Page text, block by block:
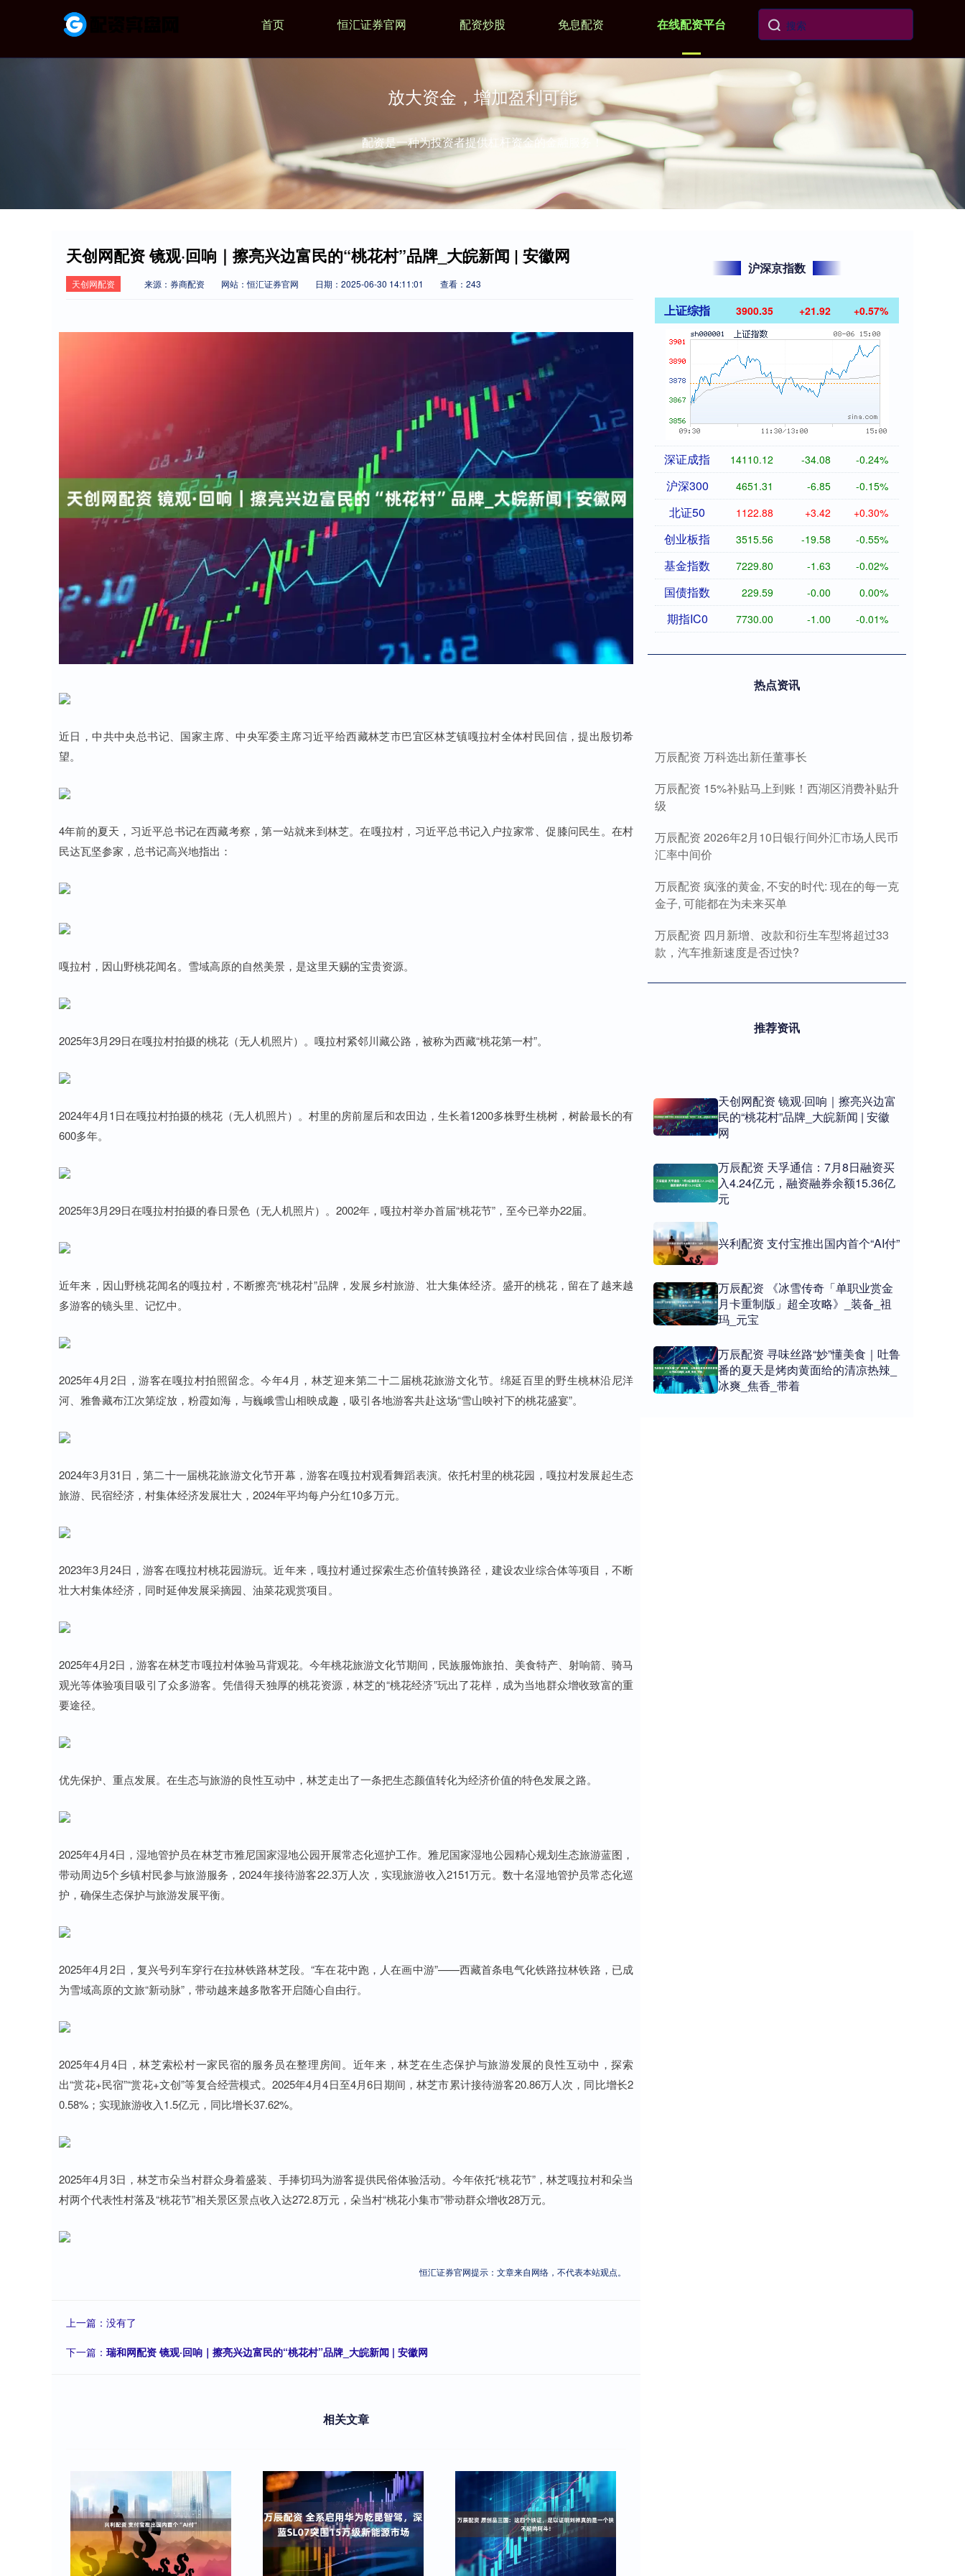
首页 恒汇证券官网 配资炒股 免息配资 在线配资平台
放大资金，增加盈利可能
配资是一种为投资者提供杠杆资金的金融服务！
天创网配资 镜观·回响｜擦亮兴边富民的“桃花村”品牌_大皖新闻 | 安徽网
天创网配资 来源：券商配资 网站：恒汇证券官网 日期：2025-06-30 14:11:01 查看：243
近日，中共中央总书记、国家主席、中央军委主席习近平给西藏林芝市巴宜区林芝镇嘎拉村全体村民回信，提出殷切希
望。
4年前的夏天，习近平总书记在西藏考察，第一站就来到林芝。在嘎拉村，习近平总书记入户拉家常、促膝问民生。在村
民达瓦坚参家，总书记高兴地指出：
嘎拉村，因山野桃花闻名。雪域高原的自然美景，是这里天赐的宝贵资源。
2025年3月29日在嘎拉村拍摄的桃花（无人机照片）。嘎拉村紧邻川藏公路，被称为西藏“桃花第一村”。
2024年4月1日在嘎拉村拍摄的桃花（无人机照片）。村里的房前屋后和农田边，生长着1200多株野生桃树，树龄最长的有
600多年。
2025年3月29日在嘎拉村拍摄的春日景色（无人机照片）。2002年，嘎拉村举办首届“桃花节”，至今已举办22届。
近年来，因山野桃花闻名的嘎拉村，不断擦亮“桃花村”品牌，发展乡村旅游、壮大集体经济。盛开的桃花，留在了越来越
多游客的镜头里、记忆中。
2025年4月2日，游客在嘎拉村拍照留念。今年4月，林芝迎来第二十二届桃花旅游文化节。绵延百里的野生桃林沿尼洋
河、雅鲁藏布江次第绽放，粉霞如海，与巍峨雪山相映成趣，吸引各地游客共赴这场“雪山映衬下的桃花盛宴”。
2024年3月31日，第二十一届桃花旅游文化节开幕，游客在嘎拉村观看舞蹈表演。依托村里的桃花园，嘎拉村发展起生态
旅游、民宿经济，村集体经济发展壮大，2024年平均每户分红10多万元。
2023年3月24日，游客在嘎拉村桃花园游玩。近年来，嘎拉村通过探索生态价值转换路径，建设农业综合体等项目，不断
壮大村集体经济，同时延伸发展采摘园、油菜花观赏项目。
2025年4月2日，游客在林芝市嘎拉村体验马背观花。今年桃花旅游文化节期间，民族服饰旅拍、美食特产、射响箭、骑马
观光等体验项目吸引了众多游客。凭借得天独厚的桃花资源，林芝的“桃花经济”玩出了花样，成为当地群众增收致富的重
要途径。
优先保护、重点发展。在生态与旅游的良性互动中，林芝走出了一条把生态颜值转化为经济价值的特色发展之路。
2025年4月4日，湿地管护员在林芝市雅尼国家湿地公园开展常态化巡护工作。雅尼国家湿地公园精心规划生态旅游蓝图，
带动周边5个乡镇村民参与旅游服务，2024年接待游客22.3万人次，实现旅游收入2151万元。数十名湿地管护员常态化巡
护，确保生态保护与旅游发展平衡。
2025年4月2日，复兴号列车穿行在拉林铁路林芝段。“车在花中跑，人在画中游”——西藏首条电气化铁路拉林铁路，已成
为雪域高原的文旅“新动脉”，带动越来越多散客开启随心自由行。
2025年4月4日，林芝索松村一家民宿的服务员在整理房间。近年来，林芝在生态保护与旅游发展的良性互动中，探索
出“赏花+民宿”“赏花+文创”等复合经营模式。2025年4月4日至4月6日期间，林芝市累计接待游客20.86万人次，同比增长2
0.58%；实现旅游收入1.5亿元，同比增长37.62%。
2025年4月3日，林芝市朵当村群众身着盛装、手捧切玛为游客提供民俗体验活动。今年依托“桃花节”，林芝嘎拉村和朵当
村两个代表性村落及“桃花节”相关景区景点收入达272.8万元，朵当村“桃花小集市”带动群众增收28万元。
恒汇证券官网提示：文章来自网络，不代表本站观点。
上一篇：没有了
下一篇： 瑞和网配资 镜观·回响｜擦亮兴边富民的“桃花村”品牌_大皖新闻 | 安徽网
相关文章
沪深京指数
上证综指 3900.35 +21.92 +0.57%
深证成指 14110.12 -34.08 -0.24%
沪深300 4651.31 -6.85 -0.15%
北证50 1122.88 +3.42 +0.30%
创业板指 3515.56 -19.58 -0.55%
基金指数 7229.80 -1.63 -0.02%
国债指数 229.59 -0.00 0.00%
期指IC0 7730.00 -1.00 -0.01%
热点资讯
万辰配资 万科选出新任董事长
万辰配资 15%补贴马上到账！西湖区消费补贴升
级
万辰配资 2026年2月10日银行间外汇市场人民币
汇率中间价
万辰配资 疯涨的黄金, 不安的时代: 现在的每一克
金子, 可能都在为未来买单
万辰配资 四月新增、改款和衍生车型将超过33
款，汽车推新速度是否过快?
推荐资讯
天创网配资 镜观·回响｜擦亮兴边富
民的“桃花村”品牌_大皖新闻 | 安徽
网
万辰配资 天孚通信：7月8日融资买
入4.24亿元，融资融券余额15.36亿
元
兴利配资 支付宝推出国内首个“AI付”
万辰配资 《冰雪传奇「单职业赏金
月卡重制版」超全攻略》_装备_祖
玛_元宝
万辰配资 寻味丝路“妙”懂美食｜吐鲁
番的夏天是烤肉黄面给的清凉热辣_
冰爽_焦香_带着